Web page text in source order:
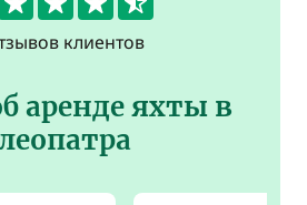
клиентов
аренде яхты в